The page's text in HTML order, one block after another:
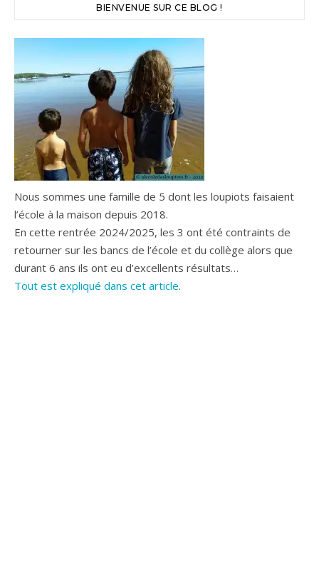
BIENVENUE SUR CE BLOG !
Nous sommes une famille de 5 dont les loupiots faisaient
l’école à la maison depuis 2018.
En cette rentrée 2024/2025, les 3 ont été contraints de
retourner sur les bancs de l’école et du collège alors que
durant 6 ans ils ont eu d’excellents résultats…
Tout est expliqué dans cet article.